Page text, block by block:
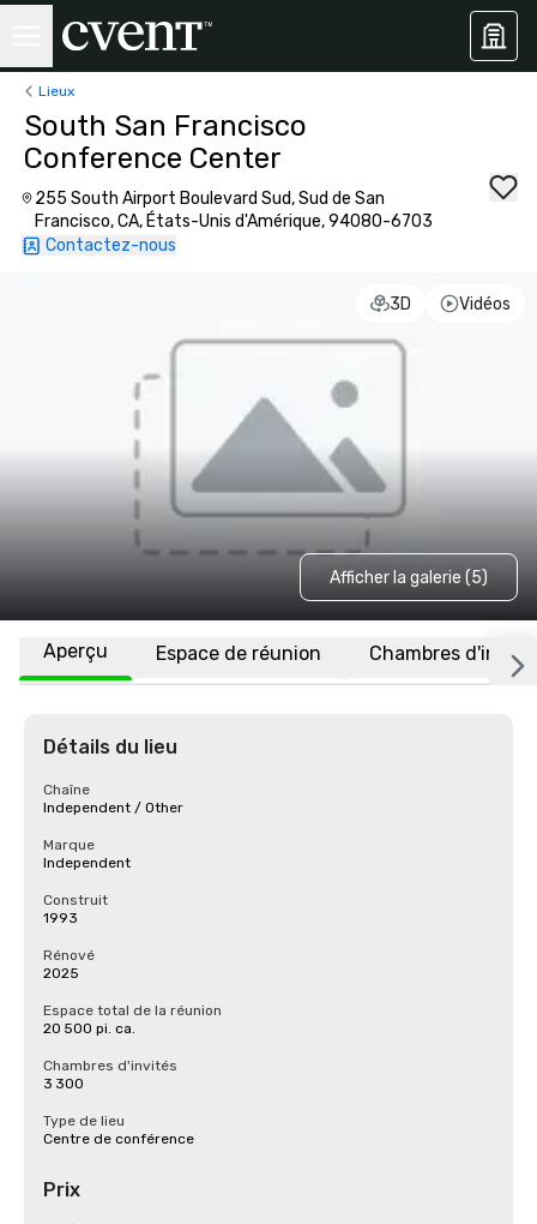
Lieux
South San Francisco
Conference Center
255 South Airport Boulevard Sud, Sud de San
Francisco, CA, États-Unis d'Amérique, 94080-6703
Contactez-nous
3D Vidéos
Afficher la galerie (5)
Aperçu Espace de réunion Chambres
Détails du lieu
Chaîne
Independent / Other
Marque
Independent
Construit
1993
Rénové
2025
Espace total de la réunion
20 500 pi. ca.
Chambres d'invités
3 300
Type de lieu
Centre de conférence
Prix